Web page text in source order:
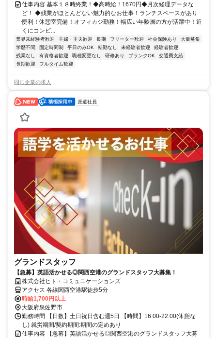
仕事内容 基本１８時終業！◆高時給！1670円◆月次経理データな
ど！ ◆残業がほとんどない魅力的なお仕事！ランチスペースがあり
便利！休憩室完備！オフィカジ勤務！幅広い年齢層の方が活躍中！近
くにコンビ...
業界未経験者歓迎 主婦・主夫歓迎 長期 フリーター歓迎 社会保険あり
大量募集
学歴不問
固定時間制 平日のみOK 転勤なし 未経験者歓迎
経験者歓迎
残業なし
有資格者歓迎 職種変更なし 研修あり ブランクOK
交通費支給
長期歓迎
フルタイム歓迎
同じ企業の求人
派遣社員
グランドスタッフ
【急募】英語活かせる◎関西空港のグランドスタッフ大募集！
株式会社ヒト・コミュニケーションズ
アクセス 各線関西空港駅徒歩5分
時給1,700円以上
大阪府泉佐野市
勤務時間 【日数】土日祝日含む週5日 【時間】16:00-22:00(休憩な
し) 就労期間/契約期間:期間の定めあり
仕事内容 【急募】英語活かせる◎関西空港のグランドスタッフ大募